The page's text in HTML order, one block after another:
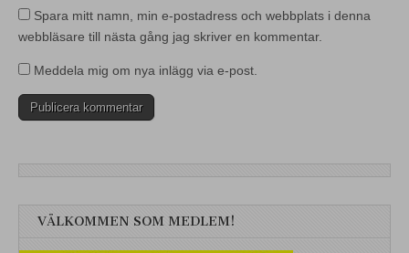
Spara mitt namn, min e-postadress och webbplats i denna
webbläsare till nästa gång jag skriver en kommentar.
Meddela mig om nya inlägg via e-post.
VÄLKOMMEN SOM MEDLEM!